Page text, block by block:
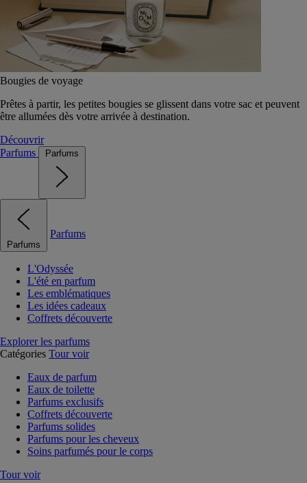
Bougies de voyage
Prêtes à partir, les petites bougies se glissent dans votre sac et peuvent
être allumées dès votre arrivée à destination.
Découvrir
Parfums
Parfums
Parfums
Parfums
L'Odyssée
L'été en parfum
Les emblématiques
Les idées cadeaux
Coffrets découverte
Explorer les parfums
Catégories Tour voir
Eaux de parfum
Eaux de toilette
Parfums exclusifs
Coffrets découverte
Parfums solides
Parfums pour les cheveux
Soins parfumés pour le corps
Tour voir